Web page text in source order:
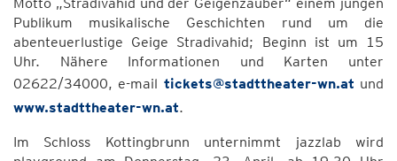
Publikum musikalische Geschichten rund um die
abenteuerlustige Geige Stradivahid; Beginn ist um 15
Uhr. Nähere Informationen und Karten unter
02622/34000, e-mail tickets@stadttheater-wn.at und
www.stadttheater-wn.at.
Im Schloss Kottingbrunn unternimmt jazzlab wird